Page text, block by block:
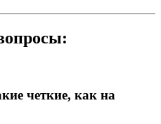
четкие, как на